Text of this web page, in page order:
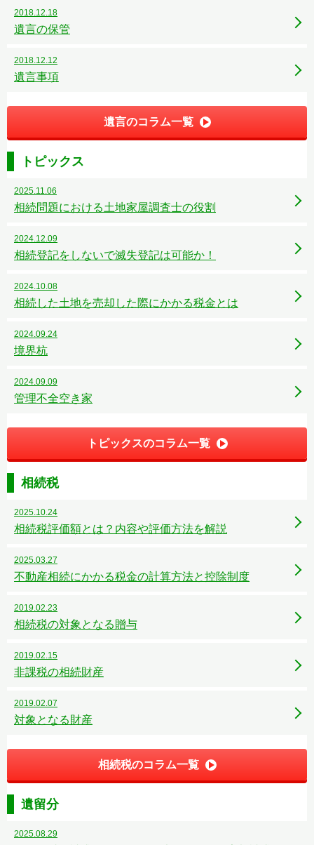
2018.12.18
遺言の保管
2018.12.12
遺言事項
遺言のコラム一覧
トピックス
2025.11.06
相続問題における土地家屋調査士の役割
2024.12.09
相続登記をしないで滅失登記は可能か！
2024.10.08
相続した土地を売却した際にかかる税金とは
2024.09.24
境界杭
2024.09.09
管理不全空き家
トピックスのコラム一覧
相続税
2025.10.24
相続税評価額とは？内容や評価方法を解説
2025.03.27
不動産相続にかかる税金の計算方法と控除制度
2019.02.23
相続税の対象となる贈与
2019.02.15
非課税の相続財産
2019.02.07
対象となる財産
相続税のコラム一覧
遺留分
2025.08.29